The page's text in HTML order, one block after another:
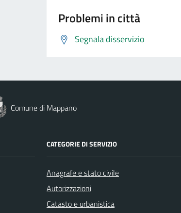
Problemi in città
Segnala disservizio
Comune di Mappano
CATEGORIE DI SERVIZIO
Anagrafe e stato civile
Autorizzazioni
Catasto e urbanistica